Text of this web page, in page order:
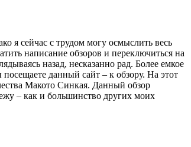
я сейчас с трудом могу осмыслить весь
написание обзоров и переключиться на
назад, несказанно рад. Более емкое
данный сайт – к обзору. На этот
Макото Синкая. Данный обзор
– как и большинство других моих